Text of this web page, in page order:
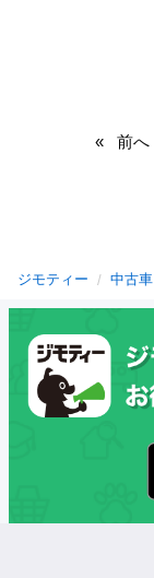
前へ
ジモティー 中古車